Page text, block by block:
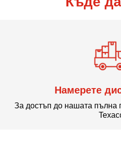
Намерете
За достъп до нашата пълна